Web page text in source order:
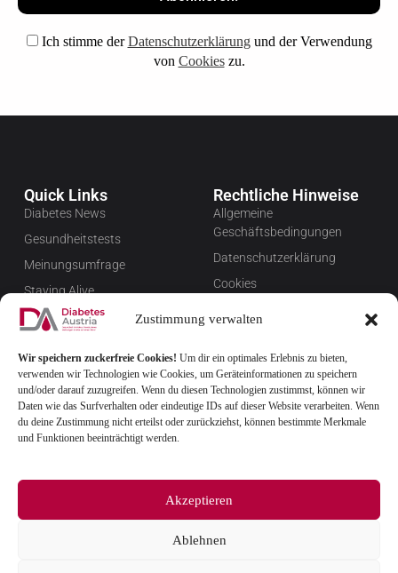
Zustimmung verwalten
Wir speichern zuckerfreie Cookies! Um dir ein optimales Erlebnis zu bieten,
verwenden wir Technologien wie Cookies, um Geräteinformationen zu speichern
und/oder darauf zuzugreifen. Wenn du diesen Technologien zustimmst, können wir
Daten wie das Surfverhalten oder eindeutige IDs auf dieser Website verarbeiten. Wenn
du deine Zustimmung nicht erteilst oder zurückziehst, können bestimmte Merkmale
und Funktionen beeinträchtigt werden.
Akzeptieren
Ablehnen
Ich stimme derDatenschutzerklärungund der Verwendung
von Cookieszu.
Quick Links
Diabetes News
Gesundheitstests
Meinungsumfrage
Staying Alive
Favoriten
Rechtliche Hinweise
Allgemeine
Geschäftsbedingungen
Datenschutzerklärung
Cookies
Newsletter verwalten
FAQ